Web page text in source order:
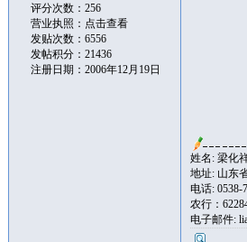
评分次数：256
营业执照： 点击查看
发贴次数：6556
发帖积分：21436
注册日期：2006年12月19日
姓名: 梁化
地址: 山东
电话: 0538-
农行：
电子邮件: